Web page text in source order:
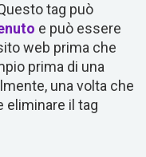
tag può
e può essere
web prima che
prima di una
una volta che
eliminare il tag